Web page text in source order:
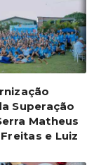
Superação
Matheus
e Luiz